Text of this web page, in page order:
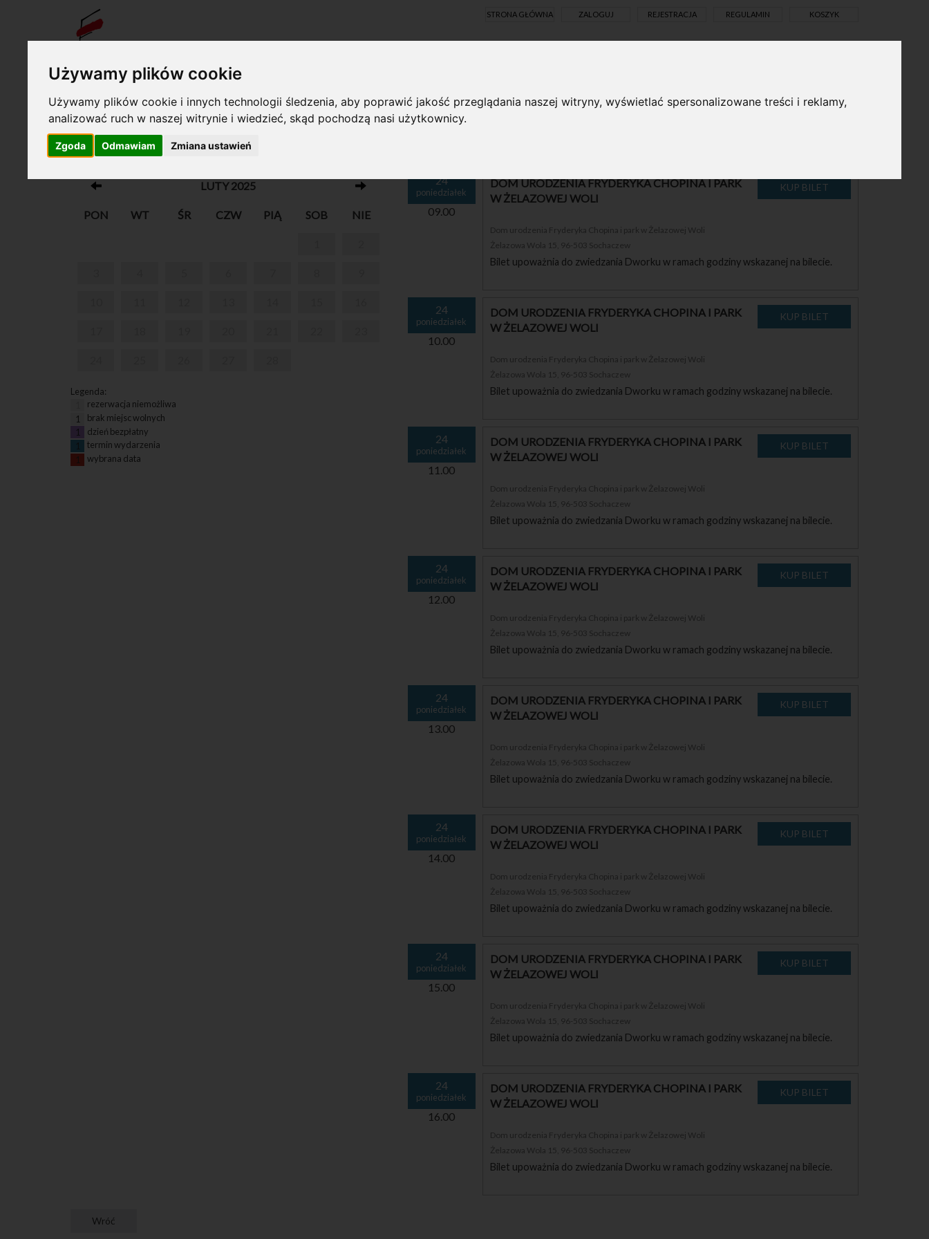
Używamy plików cookie
Używamy plików cookie i innych technologii śledzenia, aby poprawić jakość przeglądania naszej witryny, wyświetlać spersonalizowane treści i reklamy,
analizować ruch w naszej witrynie i wiedzieć, skąd pochodzą nasi użytkownicy.
Zgoda Odmawiam Zmiana ustawień
STRONA GŁÓWNA ZALOGUJ REJESTRACJA REGULAMIN KOSZYK
pl
Twój koszyk jest pusty!
DOM URODZENIA FRYDERYKA CHOPINA I PARK W
LUTY 2025
PON WT ŚR CZW PIĄ SOB NIE
Legenda:
rezerwacja niemożliwa
1
brak miejsc wolnych
1
dzień bezpłatny
termin wydarzenia
1
wybrana data
24
poniedziałek
09.00
DOM URODZENIA FRYDERYKA CHOPINA I PARK
W ŻELAZOWEJ WOLI
Dom urodzenia Fryderyka Chopina i park w Żelazowej Woli
Żelazowa Wola 15, 96-503 Sochaczew
Bilet upoważnia do zwiedzania Dworku w ramach godziny wskazanej na bilecie.
24
poniedziałek
10.00
DOM URODZENIA FRYDERYKA CHOPINA I PARK
W ŻELAZOWEJ WOLI
Dom urodzenia Fryderyka Chopina i park w Żelazowej Woli
Żelazowa Wola 15, 96-503 Sochaczew
Bilet upoważnia do zwiedzania Dworku w ramach godziny wskazanej na bilecie.
24
poniedziałek
11.00
DOM URODZENIA FRYDERYKA CHOPINA I PARK
W ŻELAZOWEJ WOLI
Dom urodzenia Fryderyka Chopina i park w Żelazowej Woli
Żelazowa Wola 15, 96-503 Sochaczew
Bilet upoważnia do zwiedzania Dworku w ramach godziny wskazanej na bilecie.
24
poniedziałek
12.00
DOM URODZENIA FRYDERYKA CHOPINA I PARK
W ŻELAZOWEJ WOLI
Dom urodzenia Fryderyka Chopina i park w Żelazowej Woli
Żelazowa Wola 15, 96-503 Sochaczew
Bilet upoważnia do zwiedzania Dworku w ramach godziny wskazanej na bilecie.
24
poniedziałek
13.00
DOM URODZENIA FRYDERYKA CHOPINA I PARK
W ŻELAZOWEJ WOLI
Dom urodzenia Fryderyka Chopina i park w Żelazowej Woli
Żelazowa Wola 15, 96-503 Sochaczew
Bilet upoważnia do zwiedzania Dworku w ramach godziny wskazanej na bilecie.
24
poniedziałek
14.00
DOM URODZENIA FRYDERYKA CHOPINA I PARK
W ŻELAZOWEJ WOLI
Dom urodzenia Fryderyka Chopina i park w Żelazowej Woli
Żelazowa Wola 15, 96-503 Sochaczew
Bilet upoważnia do zwiedzania Dworku w ramach godziny wskazanej na bilecie.
24
poniedziałek
15.00
DOM URODZENIA FRYDERYKA CHOPINA I PARK
W ŻELAZOWEJ WOLI
Dom urodzenia Fryderyka Chopina i park w Żelazowej Woli
Żelazowa Wola 15, 96-503 Sochaczew
Bilet upoważnia do zwiedzania Dworku w ramach godziny wskazanej na bilecie.
24
poniedziałek
16.00
DOM URODZENIA FRYDERYKA CHOPINA I PARK
W ŻELAZOWEJ WOLI
Dom urodzenia Fryderyka Chopina i park w Żelazowej Woli
Żelazowa Wola 15, 96-503 Sochaczew
Bilet upoważnia do zwiedzania Dworku w ramach godziny wskazanej na bilecie.